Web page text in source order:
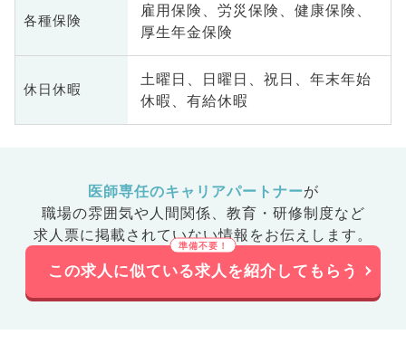
各種保険
雇用保険、労災保険、健康保険、
厚生年金保険
休日休暇
土曜日、日曜日、祝日、年末年始
休暇、有給休暇
医師専任のキャリアパートナーが
職場の雰囲気や人間関係、 教育・研修制度など
求人票に掲載されていない情報をお伝えします。
この求人に似ている求人を紹介してもらう